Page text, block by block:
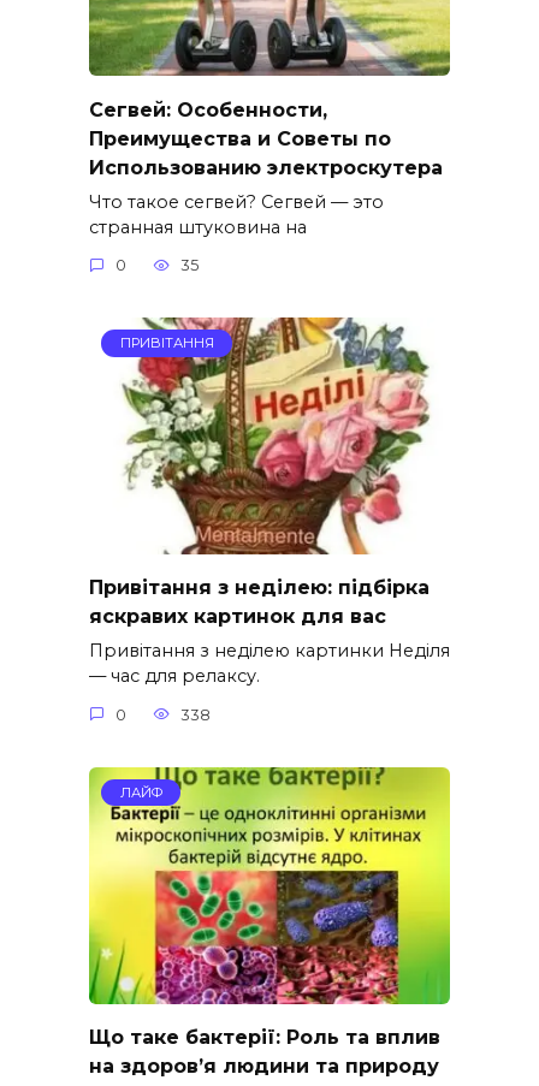
Сегвей: Особенности,
Преимущества и Советы по
Использованию электроскутера
Что такое сегвей? Сегвей — это
странная штуковина на
0 35
ПРИВІТАННЯ
Привітання з неділею: підбірка
яскравих картинок для вас
Привітання з неділею картинки Неділя
— час для релаксу.
0 338
ЛАЙФ
Що таке бактерії: Роль та вплив
на здоров’я людини та природу